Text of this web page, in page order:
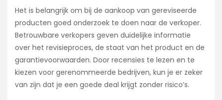
Het is belangrijk om bij de aankoop van gereviseerde
producten goed onderzoek te doen naar de verkoper.
Betrouwbare verkopers geven duidelijke informatie
over het revisieproces, de staat van het product en de
garantievoorwaarden. Door recensies te lezen en te
kiezen voor gerenommeerde bedrijven, kun je er zeker
van zijn dat je een goede deal krijgt zonder risico’s.